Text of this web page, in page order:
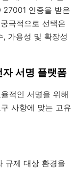
27001 인증을 받은
극적으로 선택은
가용성 및 확장성
서명 플랫폼
적인 서명을 위해
사항에 맞는 고유
규제 대상 환경을